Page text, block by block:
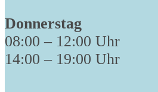
Donnerstag
08:00 – 12:00 Uhr
14:00 – 19:00 Uhr